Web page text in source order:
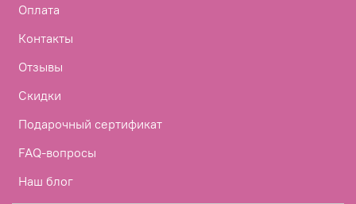
Оплата
Контакты
Отзывы
Скидки
Подарочный сертификат
FAQ-вопросы
Наш блог